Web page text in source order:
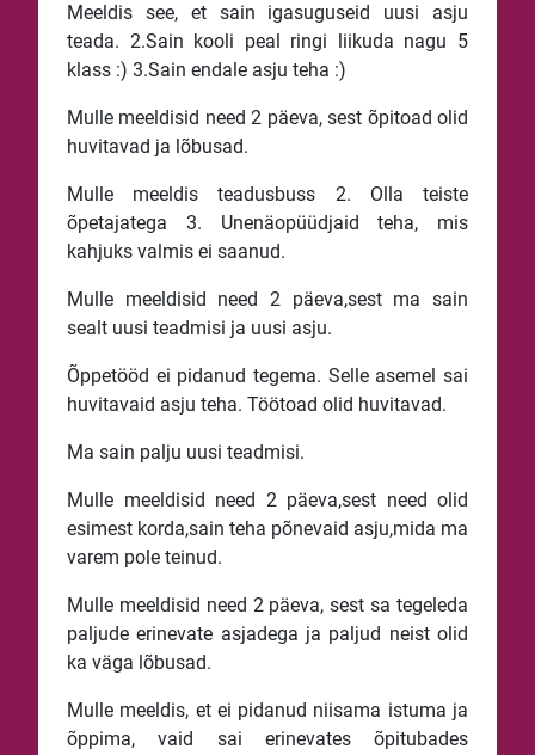
Meeldis see, et sain igasuguseid uusi asju
teada. 2.Sain kooli peal ringi liikuda nagu 5
klass :) 3.Sain endale asju teha :)
Mulle meeldisid need 2 päeva, sest õpitoad olid
huvitavad ja lõbusad.
Mulle meeldis teadusbuss 2. Olla teiste
õpetajatega 3. Unenäopüüdjaid teha, mis
kahjuks valmis ei saanud.
Mulle meeldisid need 2 päeva,sest ma sain
sealt uusi teadmisi ja uusi asju.
Õppetööd ei pidanud tegema. Selle asemel sai
huvitavaid asju teha. Töötoad olid huvitavad.
Ma sain palju uusi teadmisi.
Mulle meeldisid need 2 päeva,sest need olid
esimest korda,sain teha põnevaid asju,mida ma
varem pole teinud.
Mulle meeldisid need 2 päeva, sest sa tegeleda
paljude erinevate asjadega ja paljud neist olid
ka väga lõbusad.
Mulle meeldis, et ei pidanud niisama istuma ja
õppima, vaid sai erinevates õpitubades